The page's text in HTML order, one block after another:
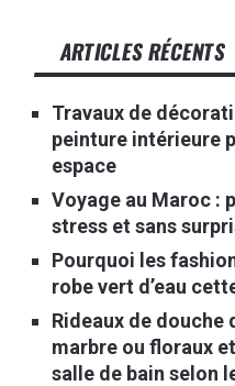
ARTICLES RÉCENTS
Travaux de
peinture intérieure
espace
Voyage au Maroc :
stress et sans
Pourquoi les
robe vert d’eau
Rideaux de
marbre ou floraux
salle de bain selon